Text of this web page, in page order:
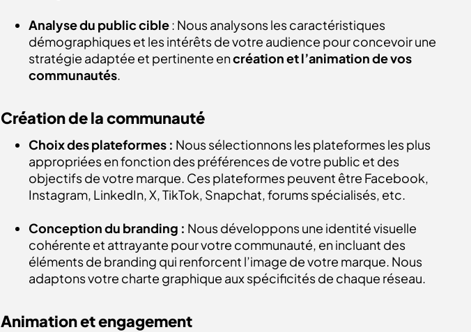
Analyse du public cible: Nous analysons les caractéristiques
démographiques et les intérêts de votre audience pour concevoir une
stratégie adaptée et pertinente encréation et l’animation de vos
communautés
Création de la communauté
Choix des plateformes : Nous sélectionnons les plateformes les plus
appropriées en fonction des préférences de votre public et des
objectifs de votre marque. Ces plateformes peuvent être Facebook,
Instagram, LinkedIn, X, TikTok, Snapchat, forums spécialisés, etc.
Conception du branding : Nous développons une identité visuelle
cohérente et attrayante pour votre communauté, en incluant des
éléments de branding qui renforcent l’image de votre marque. Nous
adaptons votre charte graphique aux spécificités de chaque réseau.
Animation et engagement